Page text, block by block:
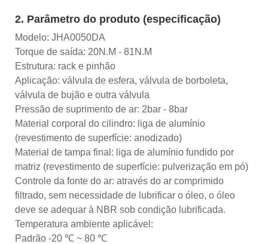
2. Parâmetro do produto (especificação)
Modelo: JHA0050DA
Torque de saída: 20N.M - 81N.M
Estrutura: rack e pinhão
Aplicação: válvula de esfera, válvula de borboleta,
válvula de bujão e outra válvula
Pressão de suprimento de ar: 2bar - 8bar
Material corporal do cilindro: liga de alumínio
(revestimento de superfície: anodizado)
Material de tampa final: liga de alumínio fundido por
matriz (revestimento de superfície: pulverização em pó)
Controle da fonte do ar: através do ar comprimido
filtrado, sem necessidade de lubrificar o óleo, o óleo
deve se adequar à NBR sob condição lubrificada.
Temperatura ambiente aplicável:
Padrão -20 ℃ ~ 80 ℃